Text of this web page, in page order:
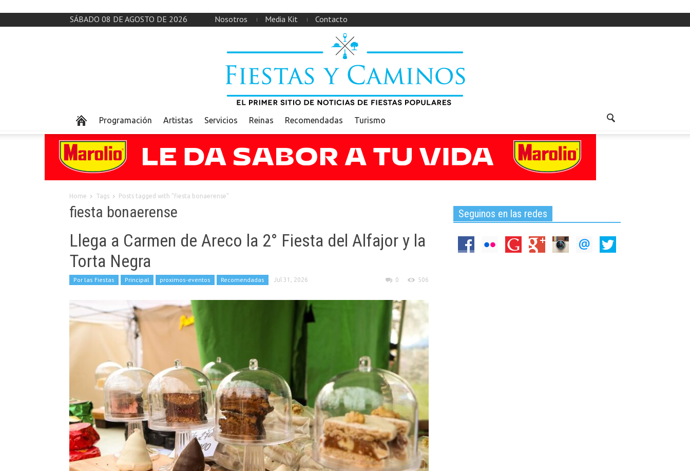
SÁBADO 08 DE AGOSTO DE 2026 Nosotros Media Kit Contacto
Programación Artistas Servicios Reinas Recomendadas Turismo
Home Tags Posts tagged with "fiesta bonaerense"
fiesta bonaerense
Llega a Carmen de Areco la 2° Fiesta del Alfajor y la
Torta Negra
Por las Fiestas Principal proximos-eventos Recomendadas Jul 31, 2026 0 506
Seguinos en las redes